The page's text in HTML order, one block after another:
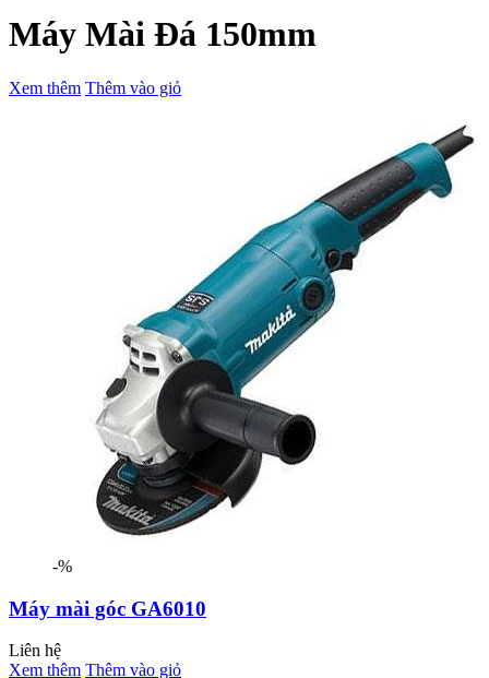
Máy Mài Đá 150mm
Xem thêm Thêm vào giỏ
-%
Máy mài góc GA6010
Liên hệ
Xem thêm Thêm vào giỏ